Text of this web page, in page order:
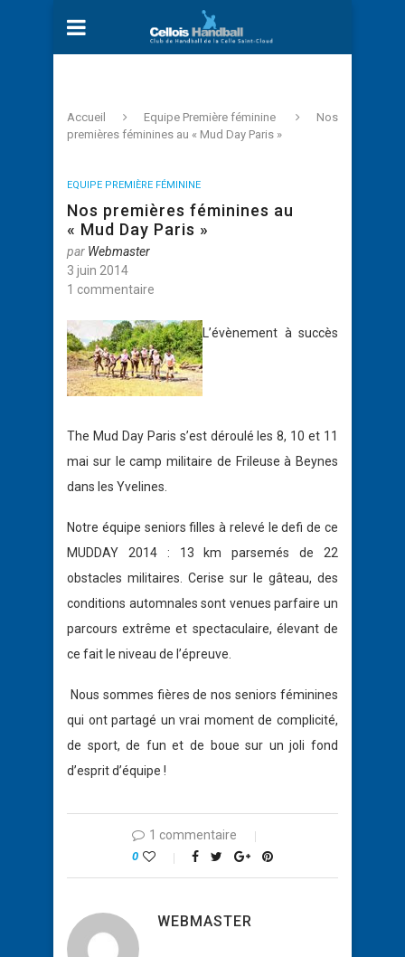
Accueil Equipe Première féminine
Nos
premières féminines au « Mud Day Paris »
EQUIPE PREMIÈRE FÉMININE
Nos premières féminines au
« Mud Day Paris »
par Webmaster
3 juin 2014
1 commentaire
L’évènement à succès
The Mud Day Paris s’est déroulé les 8, 10 et 11
mai sur le camp militaire de Frileuse à Beynes
dans les Yvelines.
Notre équipe seniors filles à relevé le defi de ce
MUDDAY 2014 : 13 km parsemés de 22
obstacles militaires. Cerise sur le gâteau, des
conditions automnales sont venues parfaire un
parcours extrême et spectaculaire, élevant de
ce fait le niveau de l’épreuve.
Nous sommes fières de nos seniors féminines
qui ont partagé un vrai moment de complicité,
de sport, de fun et de boue sur un joli fond
d’esprit d’équipe !
1 commentaire
0
WEBMASTER